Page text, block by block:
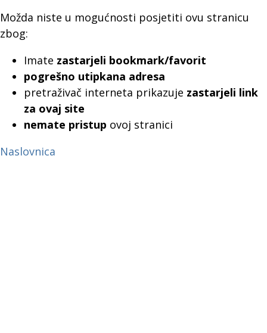
Možda niste u mogućnosti posjetiti ovu stranicu
zbog:
Imate zastarjeli bookmark/favorit
pogrešno utipkana adresa
pretraživač interneta prikazuje zastarjeli link
za ovaj site
nemate pristup ovoj stranici
Naslovnica